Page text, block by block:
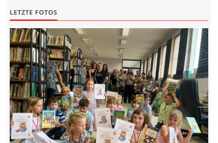
LETZTE FOTOS